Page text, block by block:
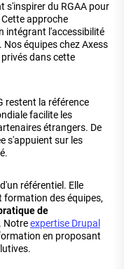
s'inspirer du RGAA pour
approche
intégrant l'accessibilité
équipes chez Axess
dans cette
restent la référence
facilite les
étrangers. De
s'appuient sur les
référentiel. Elle
formation des équipes,
de
Notreexpertise Drupal
en proposant